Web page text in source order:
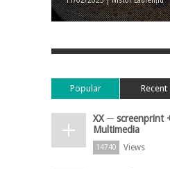
Popular Recent
XX ─ screenprint
Multimedia
14740 Views